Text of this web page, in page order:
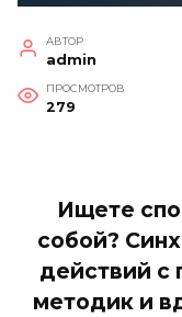
АВТОР
admin
ПРОСМОТРОВ
279
Ищете
собой?
действий с
методик и